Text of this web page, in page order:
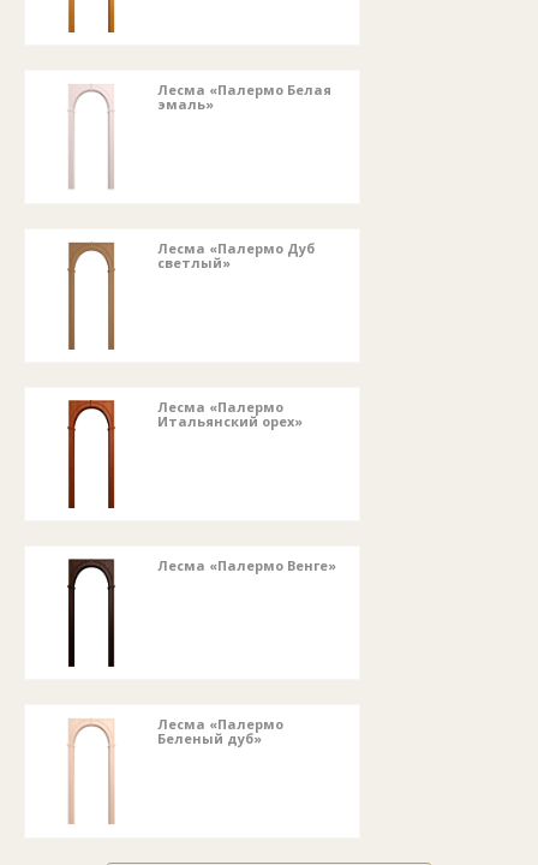
Лесма «Палермо Белая
эмаль»
Лесма «Палермо Дуб
светлый»
Лесма «Палермо
Итальянский орех»
Лесма «Палермо Венге»
Лесма «Палермо
Беленый дуб»